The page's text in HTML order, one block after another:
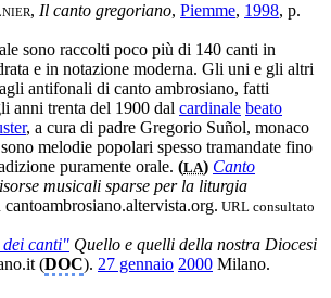
, Il canto gregoriano, Piemme, 1998, p.
sono raccolti poco più di 140 canti in
e in notazione moderna. Gli uni e gli altri
antifonali di canto ambrosiano, fatti
anni trenta del 1900 dal cardinale beato
, a cura di padre Gregorio Suñol, monaco
melodie popolari spesso tramandate fino
puramente orale. (LA) Canto
musicali sparse per la liturgia
cantoambrosiano.altervista.org. URL consultato
canti" Quello e quelli della nostra Diocesi
(DOC). 27 gennaio 2000 Milano.